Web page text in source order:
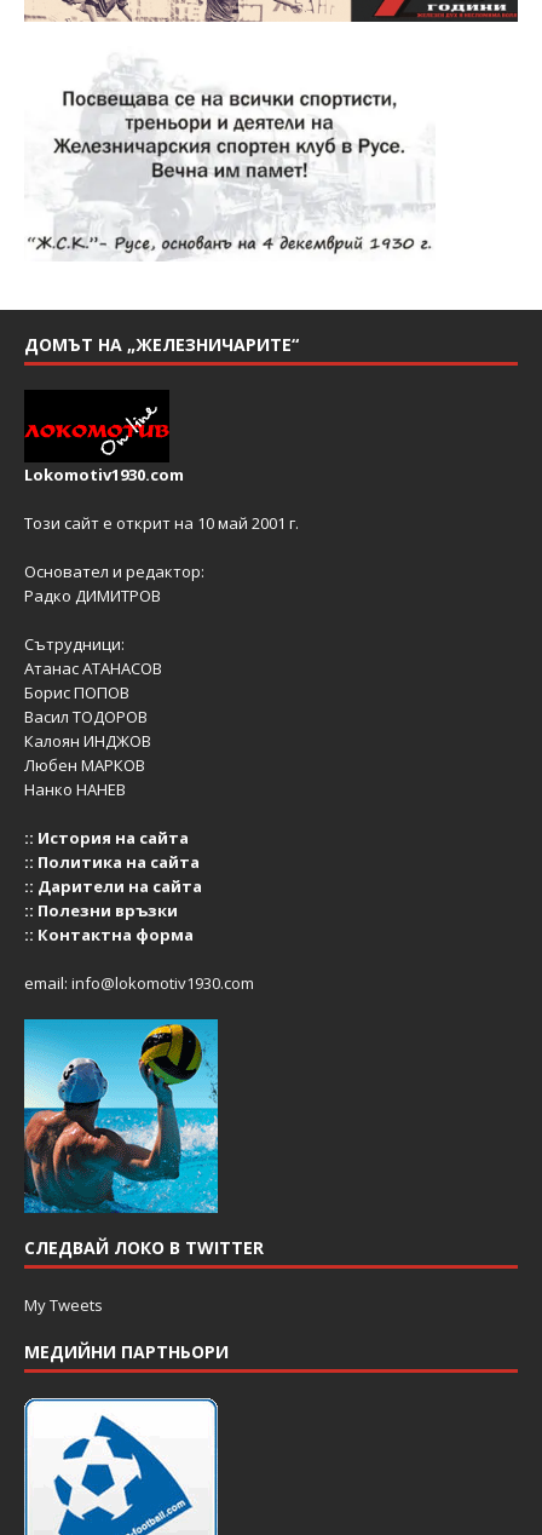
ДОМЪТ НА „ЖЕЛЕЗНИЧАРИТЕ“
Lokomotiv1930.com
Този сайт е открит на 10 май 2001 г.
Основател и редактор:
Радко ДИМИТРОВ
Сътрудници:
Атанас АТАНАСОВ
Борис ПОПОВ
Васил ТОДОРОВ
Калоян ИНДЖОВ
Любен МАРКОВ
Нанко НАНЕВ
:: История на сайта
:: Политика на сайта
:: Дарители на сайта
:: Полезни връзки
:: Контактна форма
email: info@lokomotiv1930.com
СЛЕДВАЙ ЛОКО В TWITTER
My Tweets
МЕДИЙНИ ПАРТНЬОРИ